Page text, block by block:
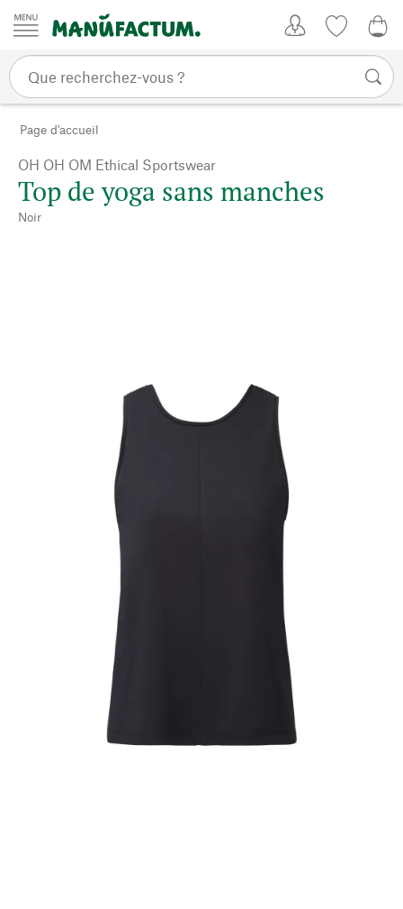
Passer au contenu
Page d'accueil
OH OH OM Ethical Sportswear
Top de yoga sans manches
Noir